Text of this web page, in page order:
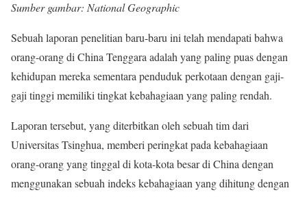
Sumber gambar: National Geographic
Sebuah laporan penelitian baru-baru ini telah mendapati bahwa
orang-orang di China Tenggara adalah yang paling puas dengan
kehidupan mereka sementara penduduk perkotaan dengan gaji-
gaji tinggi memiliki tingkat kebahagiaan yang paling rendah.
Laporan tersebut, yang diterbitkan oleh sebuah tim dari
Universitas Tsinghua, memberi peringkat pada kebahagiaan
orang-orang yang tinggal di kota-kota besar di China dengan
menggunakan sebuah indeks kebahagiaan yang dihitung dengan